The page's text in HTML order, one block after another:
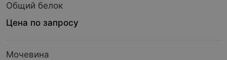
Общий белок
Цена по запросу
Мочевина